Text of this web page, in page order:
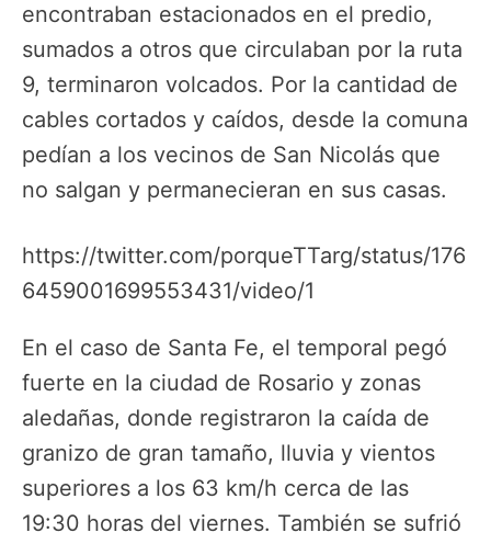
encontraban estacionados en el predio,
sumados a otros que circulaban por la ruta
9, terminaron volcados. Por la cantidad de
cables cortados y caídos, desde la comuna
pedían a los vecinos de San Nicolás que
no salgan y permanecieran en sus casas.
https://twitter.com/porqueTTarg/status/176
6459001699553431/video/1
En el caso de Santa Fe, el temporal pegó
fuerte en la ciudad de Rosario y zonas
aledañas, donde registraron la caída de
granizo de gran tamaño, lluvia y vientos
superiores a los 63 km/h cerca de las
19:30 horas del viernes. También se sufrió